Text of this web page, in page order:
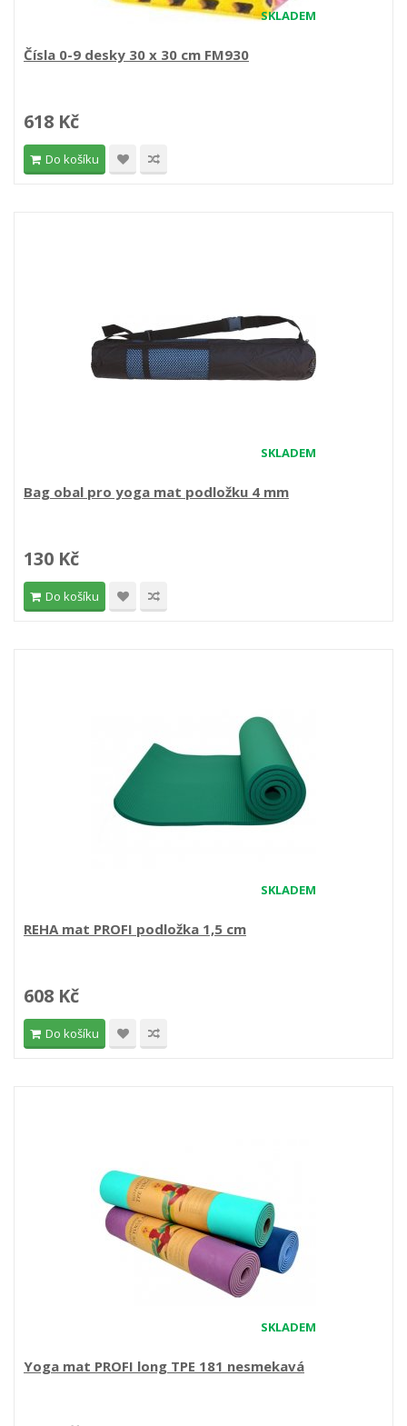
SKLADEM
Čísla 0-9 desky 30 x 30 cm FM930
618 Kč
Do košíku
SKLADEM
Bag obal pro yoga mat podložku 4 mm
130 Kč
Do košíku
SKLADEM
REHA mat PROFI podložka 1,5 cm
608 Kč
Do košíku
SKLADEM
Yoga mat PROFI long TPE 181 nesmekavá